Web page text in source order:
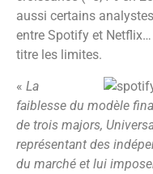
aussi certains
entre Spotify et
titre les limites.
« La
faiblesse du modèle
de trois majors,
représentant des
du marché et lui